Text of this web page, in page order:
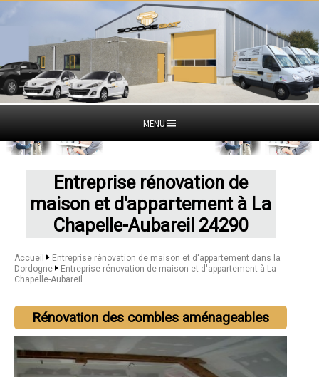
MENU
Entreprise rénovation de
maison et d'appartement à La
Chapelle-Aubareil 24290
Accueil
Entreprise rénovation de maison et d'appartement dans la
Dordogne
Entreprise rénovation de maison et d'appartement à La
Chapelle-Aubareil
Rénovation des combles aménageables